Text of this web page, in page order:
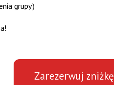
grupy)
Zarezerwuj zniżkę